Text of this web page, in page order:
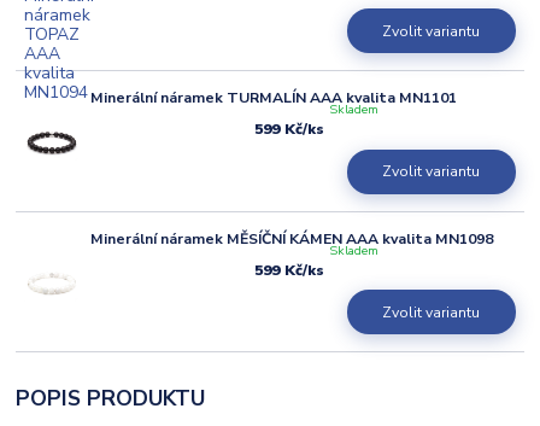
Zvolit variantu
Minerální náramek TURMALÍN AAA kvalita MN1101
599 Kč/ks
Skladem
Zvolit variantu
Minerální náramek MĚSÍČNÍ KÁMEN AAA kvalita MN1098
599 Kč/ks
Skladem
Zvolit variantu
POPIS PRODUKTU